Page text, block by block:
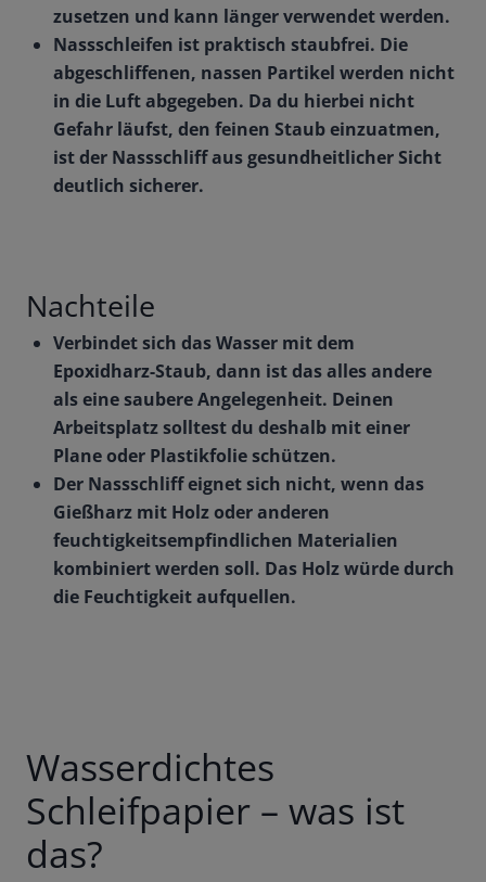
zusetzen und kann länger verwendet werden.
Nassschleifen ist praktisch staubfrei. Die
abgeschliffenen, nassen Partikel werden nicht
in die Luft abgegeben. Da du hierbei nicht
Gefahr läufst, den feinen Staub einzuatmen,
ist der Nassschliff aus gesundheitlicher Sicht
deutlich sicherer.
Nachteile
Verbindet sich das Wasser mit dem
Epoxidharz-Staub, dann ist das alles andere
als eine saubere Angelegenheit. Deinen
Arbeitsplatz solltest du deshalb mit einer
Plane oder Plastikfolie schützen.
Der Nassschliff eignet sich nicht, wenn das
Gießharz mit Holz oder anderen
feuchtigkeitsempfindlichen Materialien
kombiniert werden soll. Das Holz würde durch
die Feuchtigkeit aufquellen.
Wasserdichtes
Schleifpapier – was ist
das?